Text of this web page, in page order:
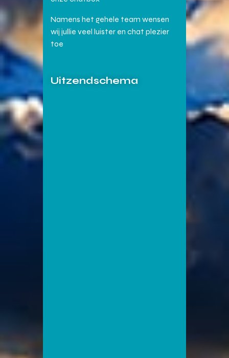
Namens het gehele team wensen
wij jullie veel luister en chat plezier
toe
Uitzendschema